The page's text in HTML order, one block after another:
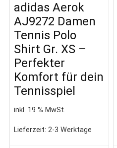
adidas Aerok
AJ9272 Damen
Tennis Polo
Shirt Gr. XS –
Perfekter
Komfort für dein
Tennisspiel
inkl. 19 % MwSt.
Lieferzeit:2-3 Werktage